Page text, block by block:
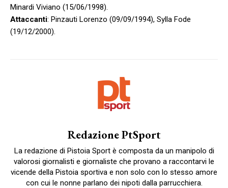
Minardi Viviano (15/06/1998).
Attaccanti: Pinzauti Lorenzo (09/09/1994), Sylla Fode
(19/12/2000).
Redazione PtSport
La redazione di Pistoia Sport è composta da un manipolo di
valorosi giornalisti e giornaliste che provano a raccontarvi le
vicende della Pistoia sportiva e non solo con lo stesso amore
con cui le nonne parlano dei nipoti dalla parrucchiera.